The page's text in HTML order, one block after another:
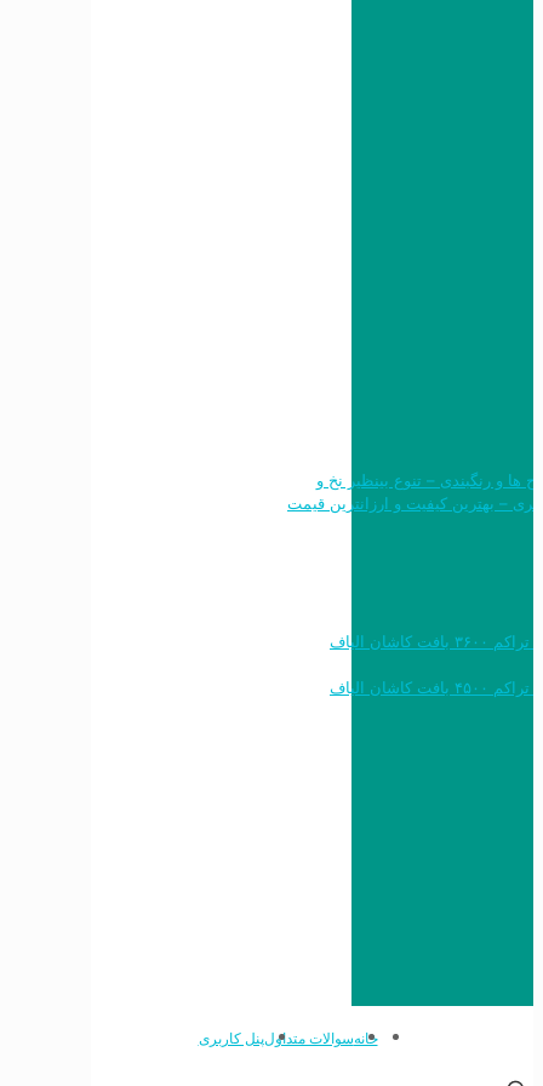
طرح ها و رنگبندی – تنوع بینظیر نخ و
خرید به قیمت فرش ماشینی ۱۲۰۰ شانه تراکم ۳۶۰۰ بافت کاشان الیاف
خرید به قیمت فرش ماشینی ۱۵۰۰ شانه تراکم ۴۵۰۰ بافت کاشان الیاف
خانهسوالات متداولپنل کاربری